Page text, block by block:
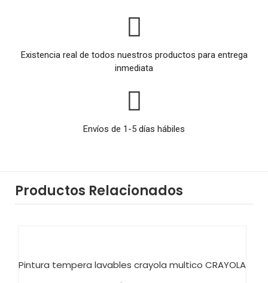
Existencia real de todos nuestros productos para entrega
inmediata
Envíos de 1-5 días hábiles
Productos Relacionados
Pintura tempera lavables crayola multico CRAYOLA